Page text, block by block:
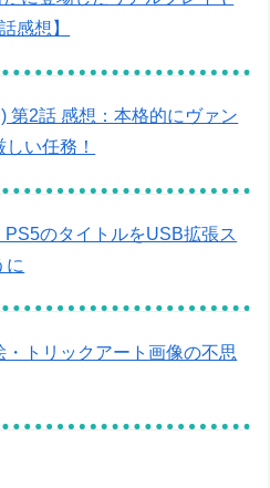
感想】
第2話 感想：本格的にヴァン
い任務！
のタイトルをUSB拡張ス
に
トリックアート画像の不思